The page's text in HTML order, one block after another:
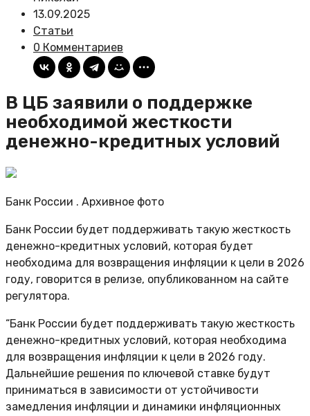
13.09.2025
Статьи
0 Комментариев
В ЦБ заявили о поддержке
необходимой жесткости
денежно-кредитных условий
Банк России . Архивное фото
Банк России будет поддерживать такую жесткость
денежно-кредитных условий, которая будет
необходима для возвращения инфляции к цели в 2026
году, говорится в релизе, опубликованном на сайте
регулятора.
“Банк России будет поддерживать такую жесткость
денежно-кредитных условий, которая необходима
для возвращения инфляции к цели в 2026 году.
Дальнейшие решения по ключевой ставке будут
приниматься в зависимости от устойчивости
замедления инфляции и динамики инфляционных